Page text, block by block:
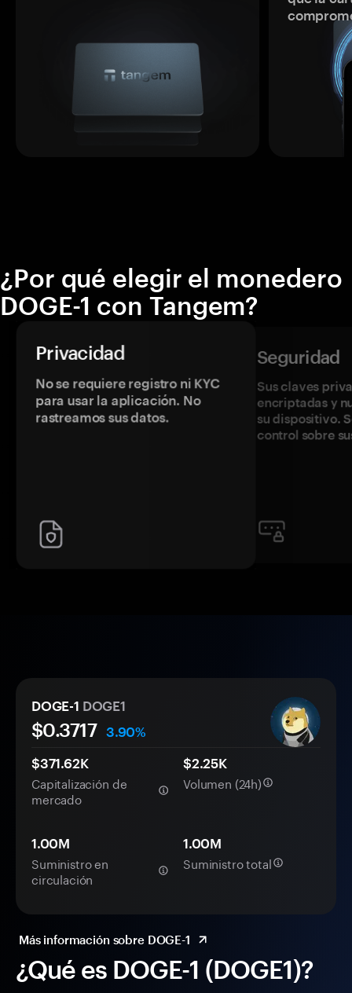
¿Por qué elegir el monedero
DOGE-1 con Tangem?
Privacidad
No se requiere registro ni KYC
para usar la aplicación. No
rastreamos sus datos.
Seguridad
Sus claves
encriptadas y
su dispositivo.
control sobre
¿Qué es DOGE-1 (DOGE1)?
DOGE-1 DOGE1
$0.3717
3.90%
$371.62K
Capitalización de
mercado
$2.25K
Volumen (24h)
1.00M
Suministro en
circulación
1.00M
Suministro total
Más información sobre DOGE-1